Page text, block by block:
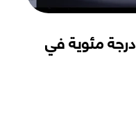
تسخين المياه لـ 600 درجة مئوية في